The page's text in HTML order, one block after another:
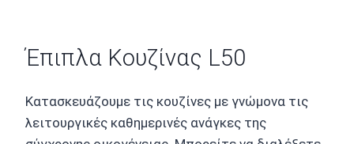
Έπιπλα Κουζίνας L50
Κατασκευάζουμε τις κουζίνες με γνώμονα τις
λειτουργικές καθημερινές ανάγκες της